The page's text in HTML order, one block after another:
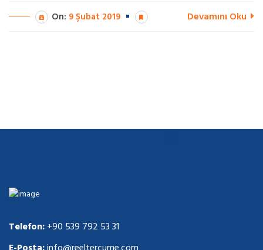
On: 9 Şubat 2019 Devamını Oku
Telefon:+90 539 792 53 31